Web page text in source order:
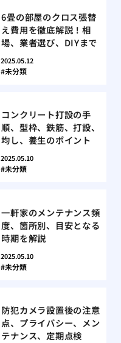
6畳の部屋のクロス張替
え費用を徹底解説！相
場、業者選び、DIYまで
2025.05.12
未分類
コンクリート打設の手
順、型枠、鉄筋、打設、
均し、養生のポイント
2025.05.10
未分類
一軒家のメンテナンス頻
度、箇所別、目安となる
時期を解説
2025.05.10
未分類
防犯カメラ設置後の注意
点、プライバシー、メン
テナンス、定期点検